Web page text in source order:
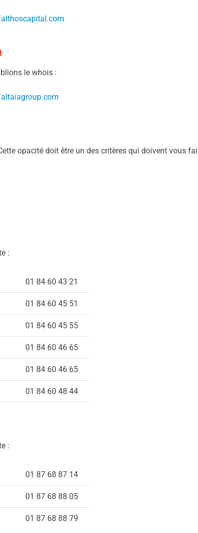
le whois :
opacité doit être un des critères qui doivent vous
:
01 84 60 43 21
01 84 60 45 51
01 84 60 45 55
01 84 60 46 65
01 84 60 46 65
01 84 60 48 44
:
01 87 68 87 14
01 87 68 88 05
01 87 68 88 79